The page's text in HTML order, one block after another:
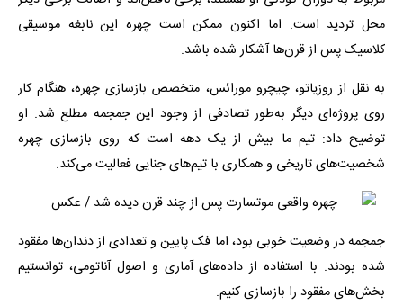
محل تردید است. اما اکنون ممکن است چهره این نابغه موسیقی
کلاسیک پس از قرن‌ها آشکار شده باشد.
به نقل از روزیاتو، چیچرو مورائس، متخصص بازسازی چهره‌، هنگام کار
روی پروژه‌ای دیگر به‌طور تصادفی از وجود این جمجمه مطلع شد. او
توضیح داد: تیم ما بیش از یک دهه است که روی بازسازی چهره
شخصیت‌های تاریخی و همکاری با تیم‌های جنایی فعالیت می‌کند.
جمجمه در وضعیت خوبی بود، اما فک پایین و تعدادی از دندان‌ها مفقود
شده بودند. با استفاده از داده‌های آماری و اصول آناتومی، توانستیم
بخش‌های مفقود را بازسازی کنیم.